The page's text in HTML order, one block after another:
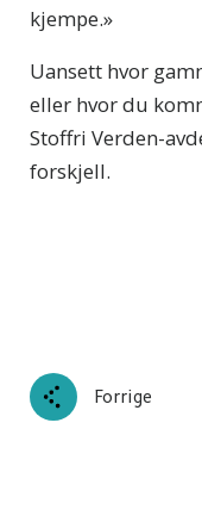
kjempe.»
Uansett hvor
eller hvor du
Stoffri Verden-
forskjell.
Forrige